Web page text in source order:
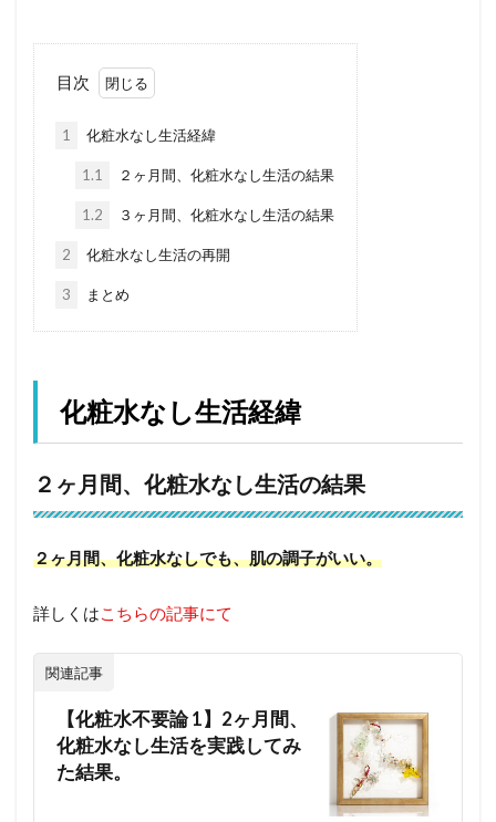
目次
1 化粧水なし生活経緯
1.1 ２ヶ月間、化粧水なし生活の結果
1.2 ３ヶ月間、化粧水なし生活の結果
2 化粧水なし生活の再開
3 まとめ
化粧水なし生活経緯
２ヶ月間、化粧水なし生活の結果
２ヶ月間、化粧水なしでも、肌の調子がいい。
詳しくはこちらの記事にて
関連記事
【化粧水不要論 1】2ヶ月間、
化粧水なし生活を実践してみ
た結果。